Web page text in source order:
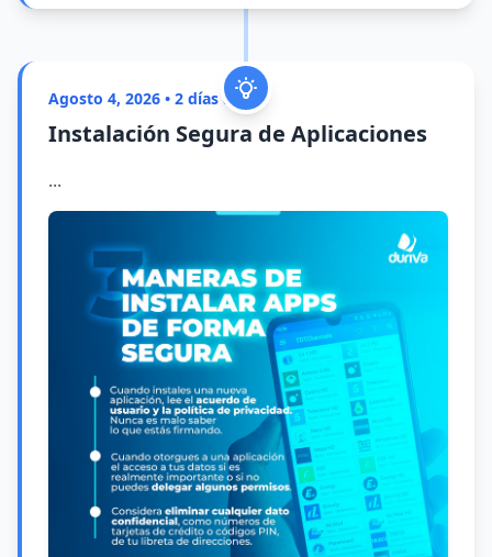
Agosto 4, 2026 • 2 días atrás
Instalación Segura de Aplicaciones
...